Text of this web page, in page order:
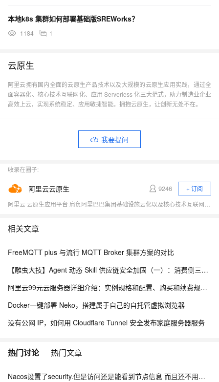
本地k8s 集群如何部署基础版SREWorks？
1184 1
云原生
阿里云拥有国内全面的云原生产品技术以及大规模的云原生应用实践，通过全
面容器化、核心技术互联网化、应用 Serverless 化三大范式，助力制造业企业
高效上云，实现系统稳定、应用敏捷智能。拥抱云原生，让创新无处不在。
我要提问
收录在圈子:
阿里云云原生 9246
+ 订阅
相关文章
FreeMQTT plus 与流行 MQTT Broker 集群方案的对比
【雕虫大技】Agent 动态 Skill 供应链安全加固（一）：消费侧三层防线实战
阿里云99元云服务器详细介绍：实例规格和配置、购买和续费规则、适用场景解析
Docker一键部署 Neko，搭建属于自己的自托管虚拟浏览器
没有公网 IP，如何用 Cloudflare Tunnel 安全发布家庭服务器服务
热门讨论 热门文章
Nacos设置了security.但是访问还是能看到节点信息 而且还不用验证身份怎么办？